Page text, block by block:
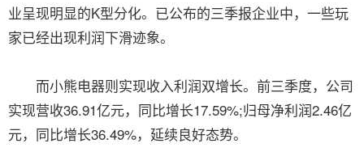
业呈现明显的K型分化。已公布的三季报企业中，一些玩
家已经出现利润下滑迹象。
而小熊电器则实现收入利润双增长。前三季度，公司
实现营收36.91亿元，同比增长17.59%;归母净利润2.46亿
元，同比增长36.49%，延续良好态势。